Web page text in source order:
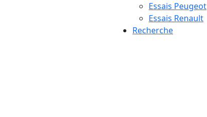
Essais Peugeot
Essais Renault
Recherche